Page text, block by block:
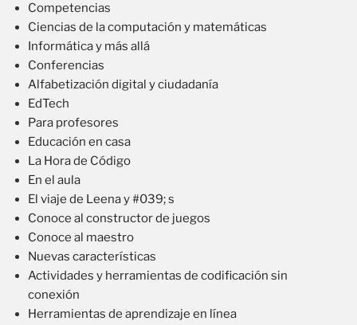
Competencias
Ciencias de la computación y matemáticas
Informática y más allá
Conferencias
Alfabetización digital y ciudadanía
EdTech
Para profesores
Educación en casa
La Hora de Código
En el aula
El viaje de Leena y #039; s
Conoce al constructor de juegos
Conoce al maestro
Nuevas características
Actividades y herramientas de codificación sin
conexión
Herramientas de aprendizaje en línea